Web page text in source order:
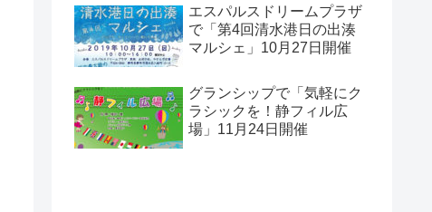
エスパルスドリームプラザ
で「第4回清水港日の出湊
マルシェ」10月27日開催
グランシップで「気軽にク
ラシックを！静フィル広
場」11月24日開催